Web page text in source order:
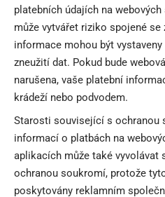
platebních údajích na
může vytvářet riziko spojené
informace mohou být
zneužití dat. Pokud bude
narušena, vaše platební
krádeží nebo podvodem.
Starosti související s ochranou
informací o platbách na
aplikacích může také
ochranou soukromí, protože
poskytovány reklamním